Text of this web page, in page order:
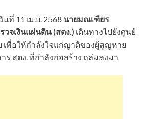
นที่ 11 เม.ย. 2568 นายมณเฑียร
วจเงินแผ่นดิน (สตง.) เดินทางไปยังศูนย์
เพื่อให้กำลังใจแก่ญาติของผู้สูญหาย
ร สตง. ที่กำลังก่อสร้าง ถล่มลงมา